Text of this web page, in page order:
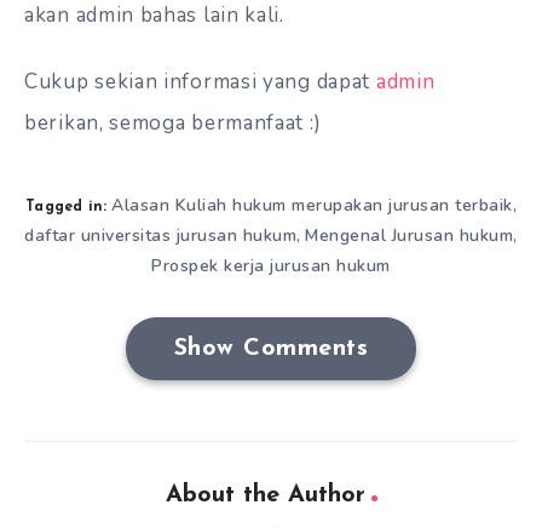
akan admin bahas lain kali.
Cukup sekian informasi yang dapat admin
berikan, semoga bermanfaat :)
Tagged in: Alasan Kuliah hukum merupakan jurusan terbaik,
daftar universitas jurusan hukum,Mengenal Jurusan hukum,
Prospek kerja jurusan hukum
Show Comments
About the Author